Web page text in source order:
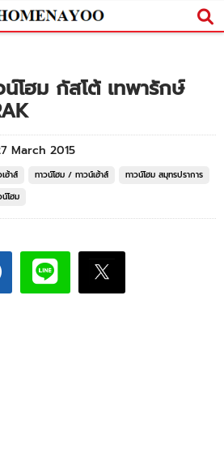
น์โฮม กัสโต้ เทพารักษ์
March 2015
ฮ้าส์ ทาวน์โฮม / ทาวน์เฮ้าส์
ทาวน์โฮม สมุทรปราการ
โฮม